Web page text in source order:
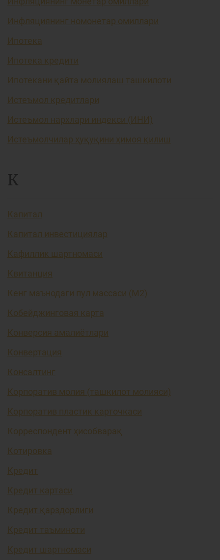
Инфляциянинг номонетар омиллари
Ипотека
Ипотека кредити
Ипотекани қайта молиялаш ташкилоти
Истеъмол кредитлари
Истеъмол нархлари индекси (ИНИ)
Истеъмолчилар ҳуқуқини ҳимоя қилиш
К
Капитал
Капитал инвестициялар
Кафиллик шартномаси
Квитанция
Кенг маънодаги пул массаси (М2)
Кобейджинговая карта
Конверсия амалиётлари
Конвертация
Консалтинг
Корпоратив молия (ташкилот молияси)
Корпоратив пластик карточкаси
Корреспондент ҳисобварақ
Котировка
Кредит
Кредит картаси
Кредит қарздорлиги
Кредит таъминоти
Кредит шартномаси